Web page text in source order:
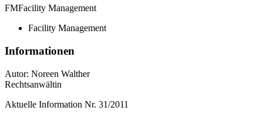
FMFacility Management
Facility Management
Informationen
Autor: Noreen Walther
Rechtsanwältin
Aktuelle Information Nr. 31/2011